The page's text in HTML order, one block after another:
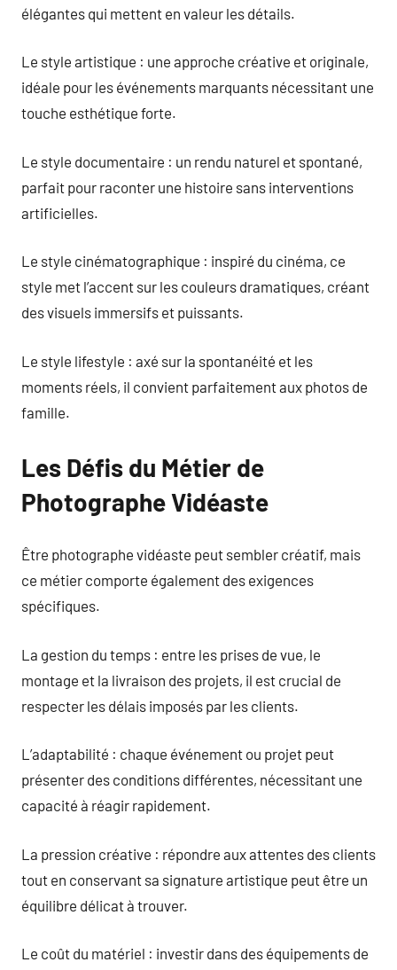
élégantes qui mettent en valeur les détails.
Le style artistique : une approche créative et originale,
idéale pour les événements marquants nécessitant une
touche esthétique forte.
Le style documentaire : un rendu naturel et spontané,
parfait pour raconter une histoire sans interventions
artificielles.
Le style cinématographique : inspiré du cinéma, ce
style met l’accent sur les couleurs dramatiques, créant
des visuels immersifs et puissants.
Le style lifestyle : axé sur la spontanéité et les
moments réels, il convient parfaitement aux photos de
famille.
Les Défis du Métier de
Photographe Vidéaste
Être photographe vidéaste peut sembler créatif, mais
ce métier comporte également des exigences
spécifiques.
La gestion du temps : entre les prises de vue, le
montage et la livraison des projets, il est crucial de
respecter les délais imposés par les clients.
L’adaptabilité : chaque événement ou projet peut
présenter des conditions différentes, nécessitant une
capacité à réagir rapidement.
La pression créative : répondre aux attentes des clients
tout en conservant sa signature artistique peut être un
équilibre délicat à trouver.
Le coût du matériel : investir dans des équipements de